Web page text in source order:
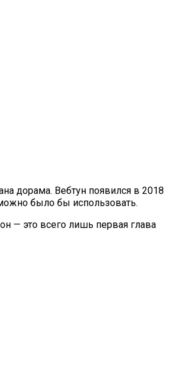
дорама. Вебтун появился в 2018
было бы использовать.
— это всего лишь первая глава